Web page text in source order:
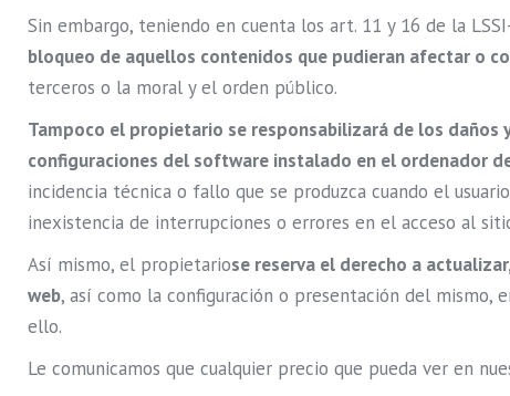
Sin embargo, teniendo en cuenta los art. 11 y 16 de la
bloqueo de aquellos contenidos que pudieran afectar o
terceros o la moral y el orden público.
Tampoco el propietario se responsabilizará de los
configuraciones del software instalado en el ordenador
incidencia técnica o fallo que se produzca cuando el
inexistencia de interrupciones o errores en el acceso al
Así mismo, el propietariose reserva el derecho a
web, así como la configuración o presentación del mismo,
ello.
Le comunicamos que cualquier precio que pueda ver en